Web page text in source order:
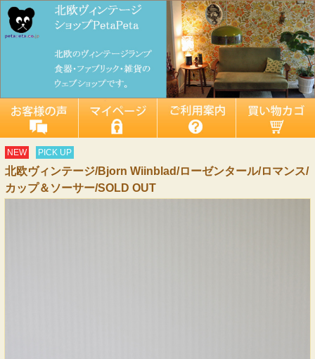
NEW PICK UP
北欧ヴィンテージ/Bjorn Wiinblad/ローゼンタール/ロマンス/
カップ＆ソーサー/SOLD OUT